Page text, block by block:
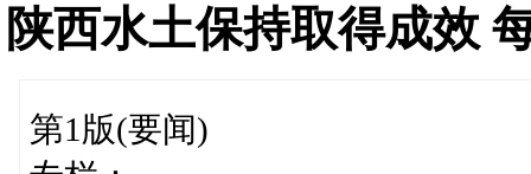
陕西水土保持取得成效
第1版(要闻)